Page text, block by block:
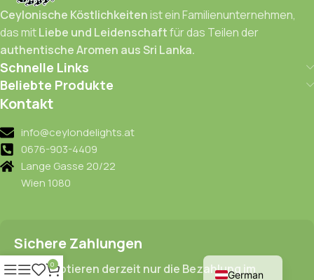
Ceylonische Köstlichkeitenist ein Familienunternehmen,
das mitLiebe und Leidenschaftfür das Teilen der
authentische Aromen aus Sri Lanka.
Schnelle Links
Beliebte Produkte
Kontakt
info@ceylondelights.at
0676-903-4409
Lange Gasse 20/22
Wien 1080
Sichere Zahlungen
Wir akzeptieren derzeit nur die Bezahlung im
0
German